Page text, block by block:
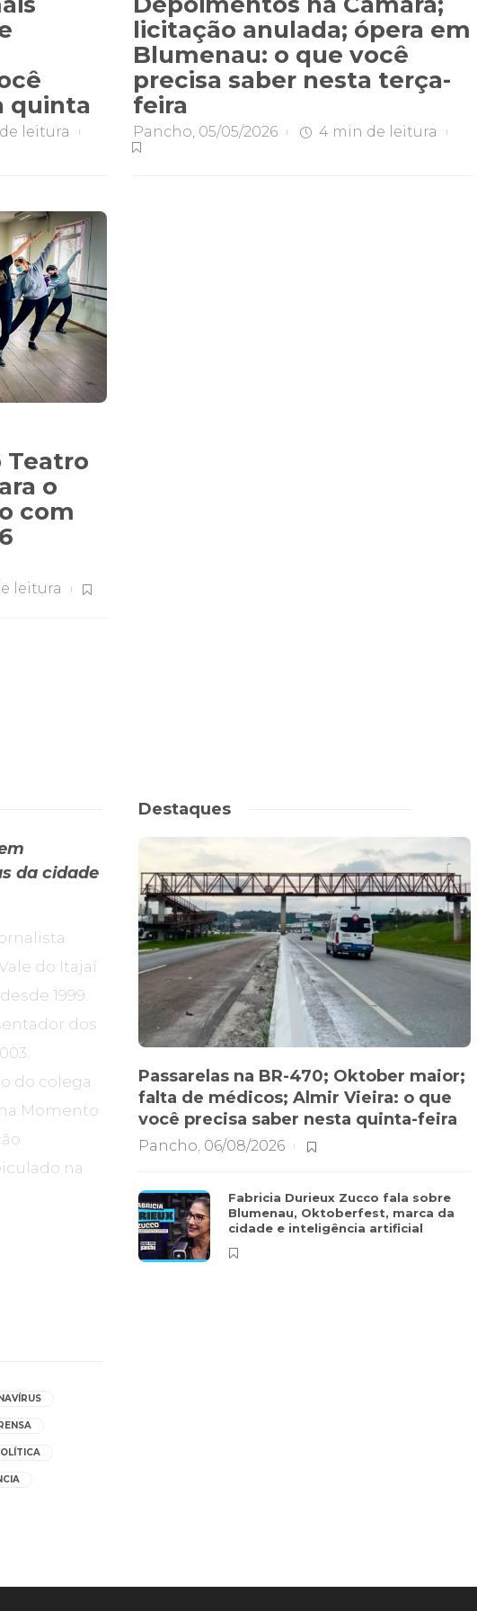
quinta
de leitura
licitação anulada; ópera em
Blumenau: o que você
precisa saber nesta terça-
feira
Pancho 05/05/2026 4 min de leitura
Teatro
o
com
leitura
da cidade
do Itajaí
1999.
dos
do colega
Momento
na
Destaques
Passarelas na BR-470; Oktober maior;
falta de médicos; Almir Vieira: o que
você precisa saber nesta quinta-feira
Pancho 06/08/2026
Fabricia Durieux Zucco fala sobre
Blumenau, Oktoberfest, marca da
cidade e inteligência artificial